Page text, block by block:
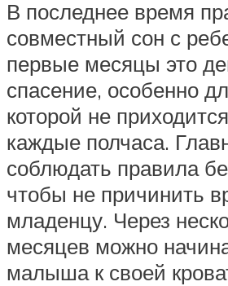
В последнее время
совместный сон с
первые месяцы это
спасение, особенно
которой не
каждые полчаса.
соблюдать правила
чтобы не причинить
младенцу. Через
месяцев можно
малыша к своей